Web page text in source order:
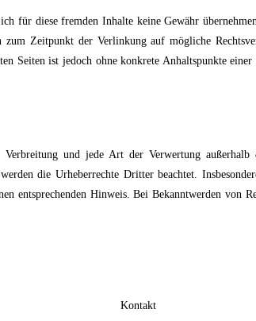
für diese fremden Inhalte keine Gewähr
Zeitpunkt der Verlinkung auf mögliche
Seiten ist jedoch ohne konkrete Anhaltspunkte einer
und jede Art der Verwertung außerhalb
die Urheberrechte Dritter beachtet.
entsprechenden Hinweis. Bei Bekanntwerden von
Kontakt